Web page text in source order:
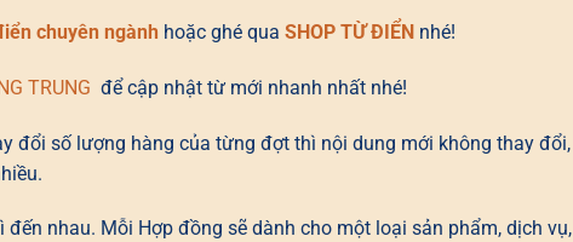
chuyên ngành hoặc ghé qua SHOP TỪ ĐIỂNnhé!
TRUNG để cập nhật từ mới nhanh nhất nhé!
đổi số lượng hàng của từng đợt thì nội dung mới không thay đổi,
nhau. Mỗi Hợp đồng sẽ dành cho một loại sản phẩm, dịch vụ,